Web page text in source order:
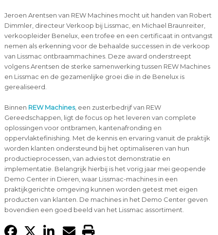
Jeroen Arentsen van REW Machines mocht uit handen van Robert
Dimmler, directeur Verkoop bij Lissmac, en Michael Braunreiter,
verkoopleider Benelux, een trofee en een certificaat in ontvangst
nemen als erkenning voor de behaalde successen in de verkoop
van Lissmac ontbraammachines. Deze award onderstreept
volgens Arentsen de sterke samenwerking tussen REW Machines
en Lissmac en de gezamenlijke groei die in de Benelux is
gerealiseerd.
Binnen REW Machines, een zusterbedrijf van REW
Gereedschappen, ligt de focus op het leveren van complete
oplossingen voor ontbramen, kantenafronding en
oppervlaktefinishing. Met de kennis en ervaring vanuit de praktijk
worden klanten ondersteund bij het optimaliseren van hun
productieprocessen, van advies tot demonstratie en
implementatie. Belangrijk hierbij is het vorig jaar mei geopende
Demo Center in Dieren, waar Lissmac-machines in een
praktijkgerichte omgeving kunnen worden getest met eigen
producten van klanten. De machines in het Demo Center geven
bovendien een goed beeld van het Lissmac assortiment.